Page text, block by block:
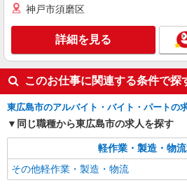
神戸市須磨区
詳細を見る
このお仕事に関連する条件で探
東広島市のアルバイト・バイト・パートの
同じ職種から東広島市の求人を探す
軽作業・製造・物
その他軽作業・製造・物流